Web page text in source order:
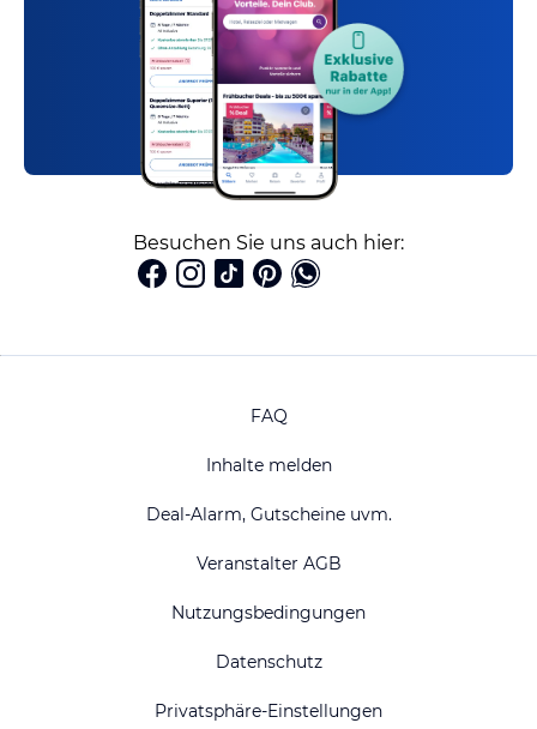
Besuchen Sie uns auch hier:
FAQ
Inhalte melden
Deal-Alarm, Gutscheine uvm.
Veranstalter AGB
Nutzungsbedingungen
Datenschutz
Privatsphäre-Einstellungen